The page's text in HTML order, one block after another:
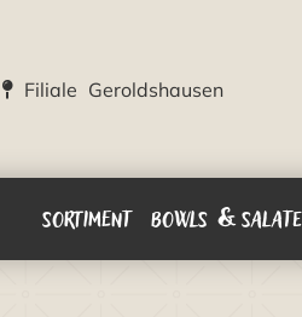
Filiale Geroldshausen
SORTIMENT BOWLS & SALATE